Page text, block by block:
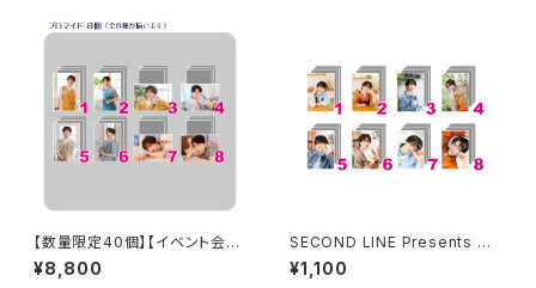
【数量限定40個】【イベント会場
特典付き】SECOND LINE Pre
sents みんなに会いに行くよ!
¥8,800
SECOND LINE Presents み
んなに会いに行くよ! 第43回 in
静岡 ブロマイド ※ランダム販
¥1,100